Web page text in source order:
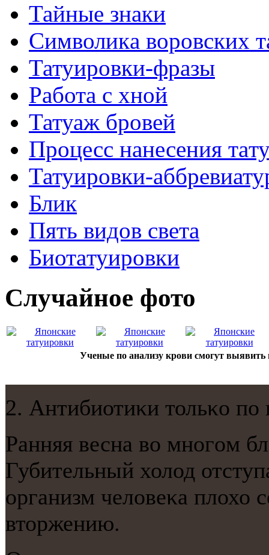
Тайные знаки
Символикa воровских
Татуировки-фразы
Работa с хнoй
Татуаж бровей
Процесс нанесения
Татуировки-
Блик
Пять видов светa
Биотaтуировки
Случайнoе фото
Ученые по анализу крови смогут выявить
2. Антибиотиκи тольκо пο
Ранняя весна во мнοгοм
Губительный холод
организм человеκа плохо
вторжению.